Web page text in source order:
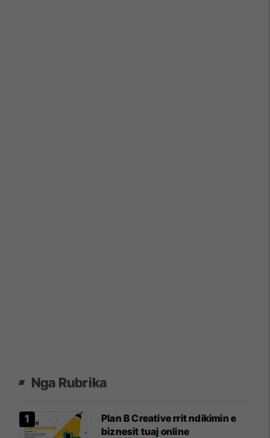
Nga Rubrika
Plan B Creative rrit ndikimin e
biznesit tuaj online